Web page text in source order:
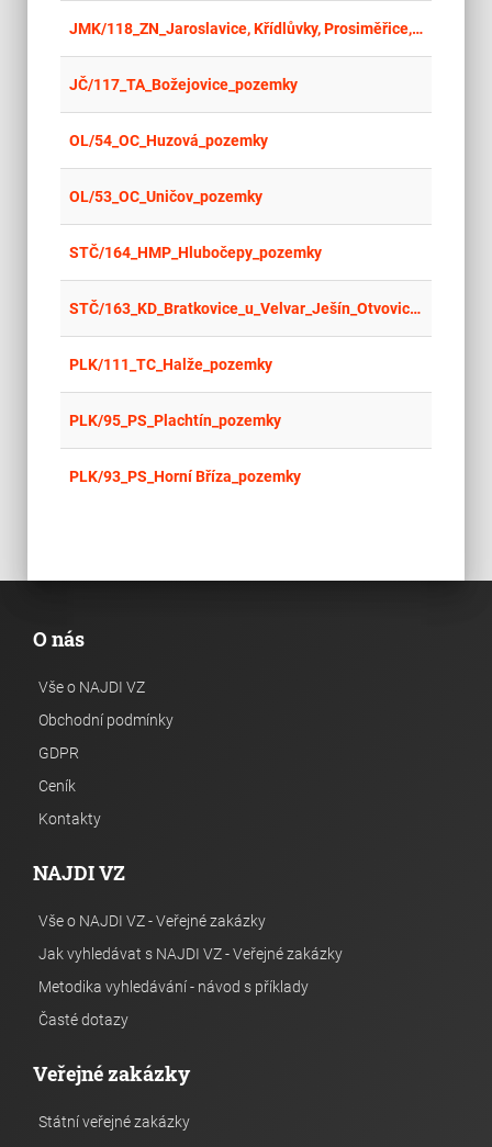
JMK/118_ZN_Jaroslavice, Křídlůvky, Prosiměřice, Borotice nad Jevišovkou, Hrušovany nad Jevišovkou pozemky
JČ/117_TA_Božejovice_pozemky
OL/54_OC_Huzová_pozemky
OL/53_OC_Uničov_pozemky
STČ/164_HMP_Hlubočepy_pozemky
STČ/163_KD_Bratkovice_u_Velvar_Ješín_Otvovice_pozemky
PLK/111_TC_Halže_pozemky
PLK/95_PS_Plachtín_pozemky
PLK/93_PS_Horní Bříza_pozemky
O nás
Vše o NAJDI VZ
Obchodní podmínky
GDPR
Ceník
Kontakty
NAJDI VZ
Vše o NAJDI VZ - Veřejné zakázky
Jak vyhledávat s NAJDI VZ - Veřejné zakázky
Metodika vyhledávání - návod s příklady
Časté dotazy
Veřejné zakázky
Státní veřejné zakázky